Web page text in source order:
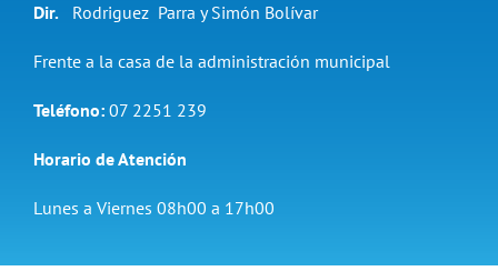
Dir. Rodriguez Parra y Simón Bolívar
Frente a la casa de la administración municipal
Teléfono: 07 2251 239
Horario de Atención
Lunes a Viernes 08h00 a 17h00